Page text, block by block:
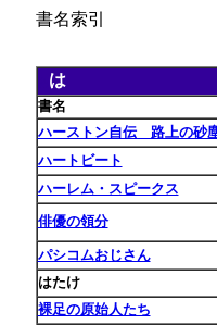
書名索引
は
書名
ハーストン自伝 路上の砂
ハートビート
ハーレム・スピークス
俳優の領分
パシコムおじさん
はたけ
裸足の原始人たち